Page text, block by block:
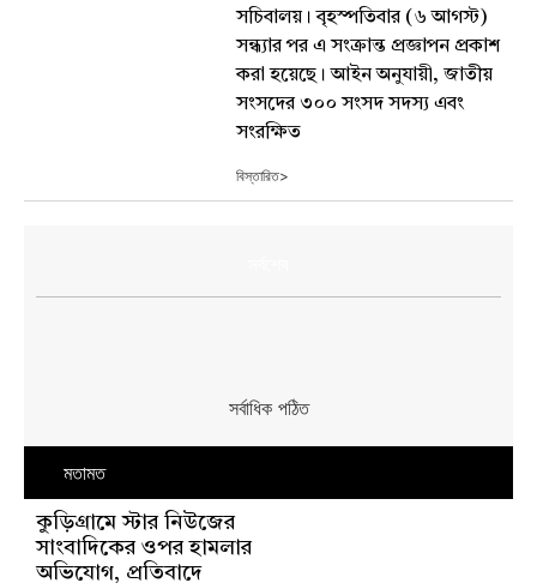
সর্বাধিক পঠিত
মতামত
কুড়িগ্রামে স্টার নিউজের
সাংবাদিকের ওপর হামলার
অভিযোগ, প্রতিবাদে
সচিবালয়। বৃহস্পতিবার (৬ আগস্ট)
সন্ধ্যার পর এ সংক্রান্ত প্রজ্ঞাপন প্রকাশ
করা হয়েছে। আইন অনুযায়ী, জাতীয়
সংসদের ৩০০ সংসদ সদস্য এবং
সংরক্ষিত
বিস্তারিত>